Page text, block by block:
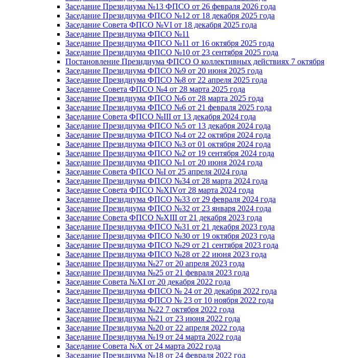
Заседание Президиума №13 ФПСО от 26 февраля 2026 года
Заседание Президиума ФПСО №12 от 18 декабря 2025 года
Заседание Совета ФПСО №VI от 18 декабря 2025 года
Заседание Президиума ФПСО №11
Заседание Президиума ФПСО №11 от 16 октября 2025 года
Заседание Президиума ФПСО №10 от 23 сентября 2025 года
Постановление Президиума ФПСО О коллективных действиях 7 октября
Заседание Президиума ФПСО №9 от 20 июня 2025 года
Заседание Президиума ФПСО №8 от 22 апреля 2025 года
Заседание Совета ФПСО №4 от 28 марта 2025 года
Заседание Президиума ФПСО №6 от 28 марта 2025 года
Заседание Президиума ФПСО №6 от 21 февраля 2025 года
Заседание Совета ФПСО №III от 13 декабря 2024 года
Заседание Президиума ФПСО №5 от 13 декабря 2024 года
Заседание Президиума ФПСО №4 от 22 октября 2024 года
Заседание Президиума ФПСО №3 от 01 октября 2024 года
Заседание Президиума ФПСО №2 от 19 сентября 2024 года
Заседание Президиума ФПСО №1 от 20 июня 2024 года
Заседание Совета ФПСО №I от 25 апреля 2024 года
Заседание Президиума ФПСО №34 от 28 марта 2024 года
Заседание Совета ФПСО №XIVот 28 марта 2024 года
Заседание Президиума ФПСО №33 от 29 февраля 2024 года
Заседание Президиума ФПСО №32 от 23 января 2024 года
Заседание Совета ФПСО №XIII от 21 декабря 2023 года
Заседание Президиума ФПСО №31 от 21 декабря 2023 года
Заседание Президиума ФПСО №30 от 19 октября 2023 года
Заседание Президиума ФПСО №29 от 21 сентября 2023 года
Заседание Президиума ФПСО №28 от 22 июня 2023 года
Заседание Президиума №27 от 20 апреля 2023 года
Заседание Президиума №25 от 21 февраля 2023 года
Заседание Совета №XI от 20 декабря 2022 года
Заседание Президиума ФПСО № 24 от 20 декабря 2022 года
Заседание Президиума ФПСО № 23 от 10 ноября 2022 года
Заседание Президиума №22 7 октября 2022 года
Заседание Президиума №21 от 23 июня 2022 года
Заседание Президиума №20 от 22 апреля 2022 года
Заседание Президиума №19 от 24 марта 2022 года
Заседание Совета №X от 24 марта 2022 года
Заседание Президиума №18 от 24 февраля 2022 год